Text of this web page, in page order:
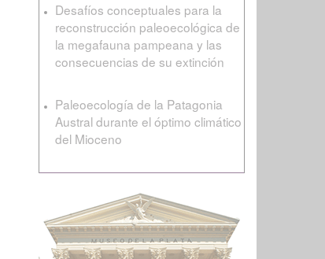
Desafíos conceptuales para la
reconstrucción paleoecológica de
la megafauna pampeana y las
consecuencias de su extinción
Paleoecología de la Patagonia
Austral durante el óptimo climático
del Mioceno